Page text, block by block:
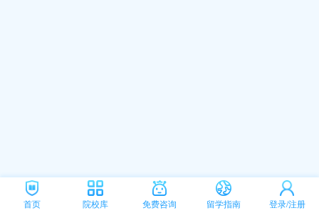
首页 院校库 免费咨询 留学指南 登录/注册